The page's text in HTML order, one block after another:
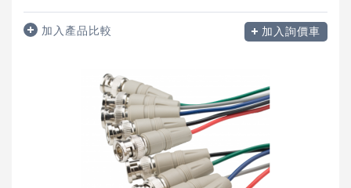
加入產品比較 加入詢價車